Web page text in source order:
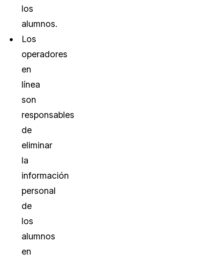
los
alumnos.
Los
operadores
en
línea
son
responsables
de
eliminar
la
información
personal
de
los
alumnos
en